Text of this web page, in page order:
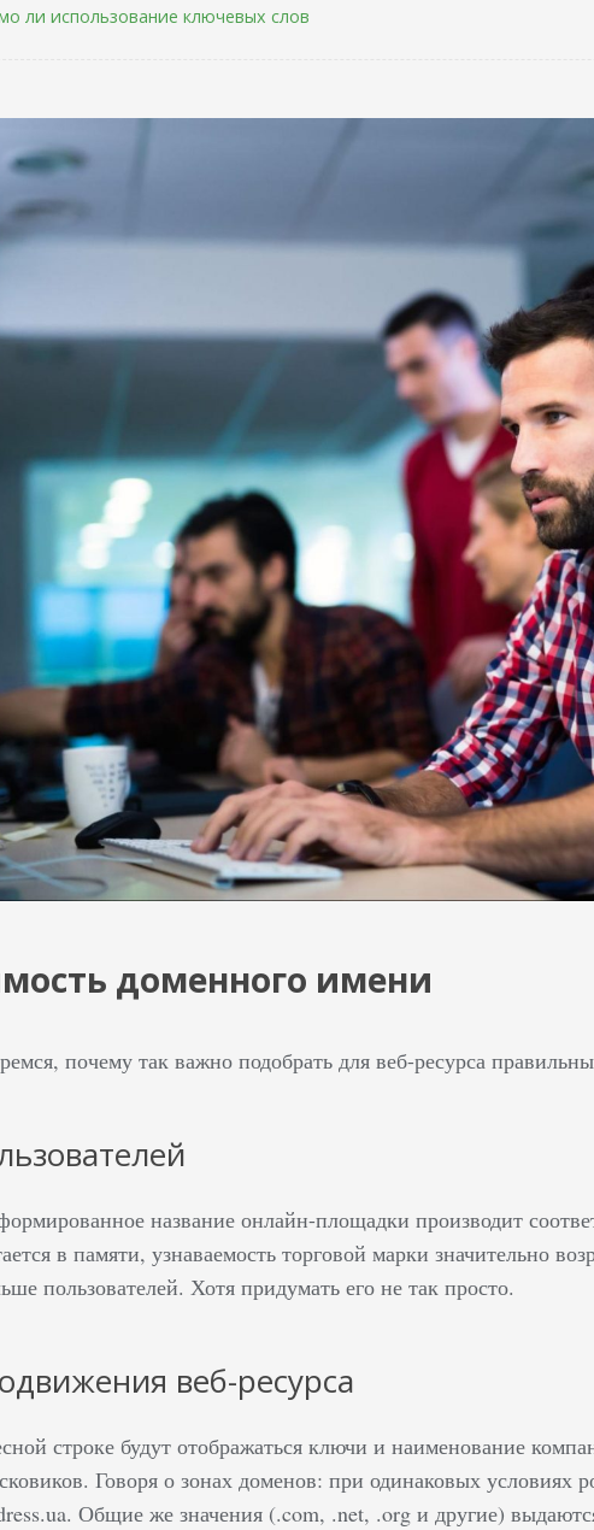
ли использование ключевых слов
доменного имени
почему так важно подобрать для веб-ресурса
название онлайн-площадки производит
в памяти, узнаваемость торговой марки значительно
пользователей. Хотя придумать его не так просто.
веб-ресурса
строке будут отображаться ключи и наименование
Говоря о зонах доменов: при одинаковых условиях
Общие же значения (.com, .net, .org и другие)